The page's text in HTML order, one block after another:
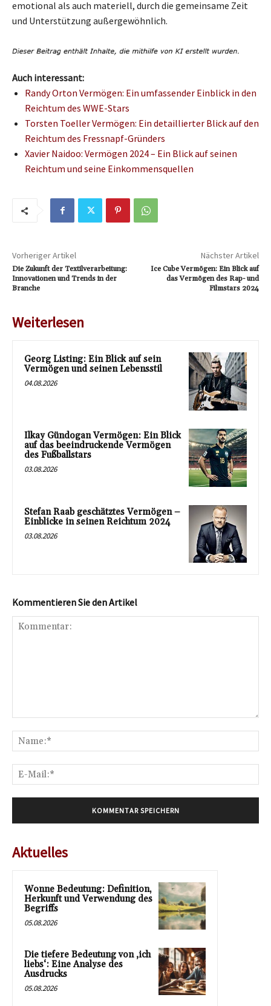
emotional als auch materiell, durch die gemeinsame Zeit
und Unterstützung außergewöhnlich.
Auch interessant:
Randy Orton Vermögen: Ein umfassender Einblick in den
Reichtum des WWE-Stars
Torsten Toeller Vermögen: Ein detaillierter Blick auf den
Reichtum des Fressnapf-Gründers
Xavier Naidoo: Vermögen 2024 – Ein Blick auf seinen
Reichtum und seine Einkommensquellen
Vorheriger Artikel
Die Zukunft der Textilverarbeitung:
Innovationen und Trends in der
Branche
Nächster Artikel
Ice Cube Vermögen: Ein Blick auf
das Vermögen des Rap- und
Filmstars 2024
Weiterlesen
Georg Listing: Ein Blick auf sein
Vermögen und seinen Lebensstil
04.08.2026
Ilkay Gündogan Vermögen: Ein Blick
auf das beeindruckende Vermögen
des Fußballstars
03.08.2026
Stefan Raab geschätztes Vermögen –
Einblicke in seinen Reichtum 2024
03.08.2026
Kommentieren Sie den Artikel
Aktuelles
Wonne Bedeutung: Definition,
Herkunft und Verwendung des
Begriffs
05.08.2026
Die tiefere Bedeutung von ‚ich
liebs‘: Eine Analyse des
Ausdrucks
05.08.2026